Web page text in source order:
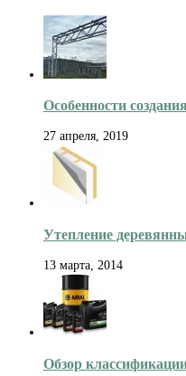
Особенности
27 апреля, 2019
Утепление
13 марта, 2014
Обзор